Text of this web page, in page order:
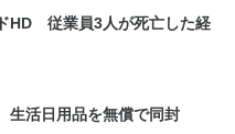
HD 従業員3人が死亡した経
生活日用品を無償で同封